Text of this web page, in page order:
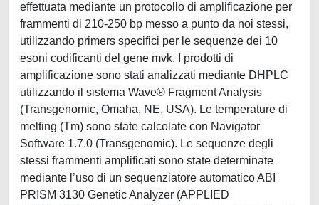
effettuata mediante un protocollo di amplificazione per
frammenti di 210-250 bp messo a punto da noi stessi,
utilizzando primers specifici per le sequenze dei 10
esoni codificanti del gene mvk. I prodotti di
amplificazione sono stati analizzati mediante DHPLC
utilizzando il sistema Wave® Fragment Analysis
(Transgenomic, Omaha, NE, USA). Le temperature di
melting (Tm) sono state calcolate con Navigator
Software 1.7.0 (Transgenomic). Le sequenze degli
stessi frammenti amplificati sono state determinate
mediante l’uso di un sequenziatore automatico ABI
PRISM 3130 Genetic Analyzer (APPLIED